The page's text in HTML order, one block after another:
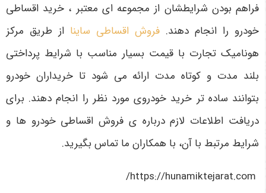
فراهم بودن شرایطشان از مجموعه ای معتبر ، خرید اقساطی
خودرو را انجام دهند. فروش اقساطی ساینا از طریق مرکز
هونامیک تجارت با قیمت بسیار مناسب با شرایط پرداختی
بلند مدت و کوتاه مدت ارائه می شود تا خریداران خودرو
بتوانند ساده تر خرید خودروی مورد نظر را انجام دهند. برای
دریافت اطلاعات لازم درباره ی فروش اقساطی خودرو ها و
شرایط مرتبط با آن، با همکاران ما تماس بگیرید.